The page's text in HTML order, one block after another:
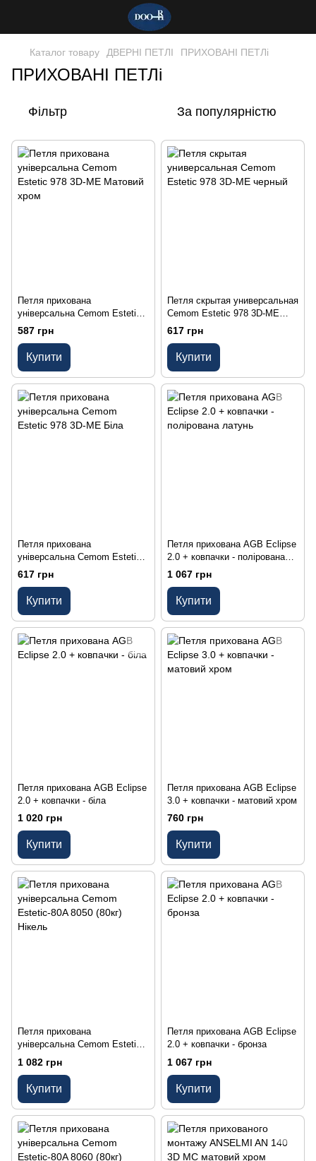
Каталог товару ДВЕРНІ ПЕТЛІ ПРИХОВАНІ ПЕТЛі
ПРИХОВАНІ ПЕТЛі
Фільтр За популярністю
Петля прихована
універсальна Cemom Estetic
978 3D-ME Матовий хром
587 грн
Купити
Петля скрытая универсальная
Cemom Estetic 978 3D-ME
черный
617 грн
Купити
Петля прихована
універсальна Cemom Estetic
978 3D-ME Біла
617 грн
Купити
Петля прихована AGB Eclipse
2.0 + ковпачки - полірована
латунь
1 067 грн
Купити
Петля прихована AGB Eclipse
2.0 + ковпачки - біла
1 020 грн
Купити
Петля прихована AGB Eclipse
3.0 + ковпачки - матовий хром
760 грн
Купити
Петля прихована
універсальна Cemom Estetic-
80A 8050 (80кг) Нікель
1 082 грн
Купити
Петля прихована AGB Eclipse
2.0 + ковпачки - бронза
1 067 грн
Купити